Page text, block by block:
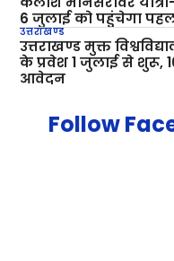
6 जुलाई को पहुंचेगा
उत्तराखण्ड
उत्तराखण्ड मुक्त
के प्रवेश 1 जुलाई से शुरू,
आवेदन
Follow